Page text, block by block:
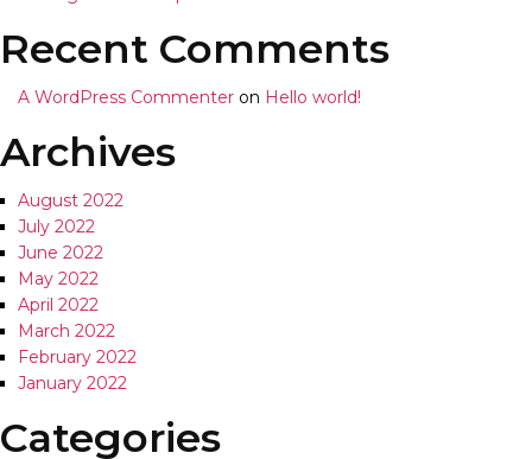
Recent Comments
A WordPress Commenter on Hello world!
Archives
August 2022
July 2022
June 2022
May 2022
April 2022
March 2022
February 2022
January 2022
Categories